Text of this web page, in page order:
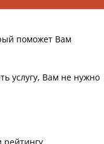
поможет Вам
услугу, Вам не нужно